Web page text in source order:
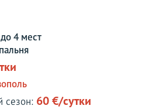
до 4 мест
сезон: 60 €/сутки